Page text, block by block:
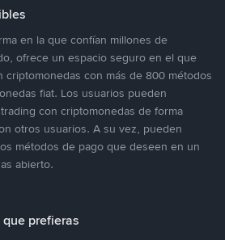
en la que confían millones de
ofrece un espacio seguro en el que
criptomonedas con más de 800 métodos
fiat. Los usuarios pueden
con criptomonedas de forma
otros usuarios. A su vez, pueden
métodos de pago que deseen en un
abierto.
prefieras